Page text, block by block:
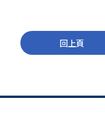
回上頁